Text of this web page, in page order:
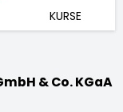
KURSE
& Co. KGaA